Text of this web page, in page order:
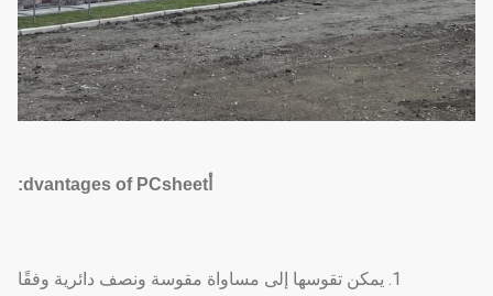
dvantages of PCsheet:
1. يمكن تقوسها إلى مساواة مقوسة ونصف دائرية وفقًا